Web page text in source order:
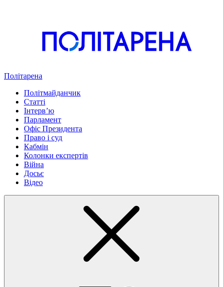
Політарена
Політмайданчик
Статті
Інтервʼю
Парламент
Офіс Президента
Право і суд
Кабмін
Колонки експертів
Війна
Досьє
Відео